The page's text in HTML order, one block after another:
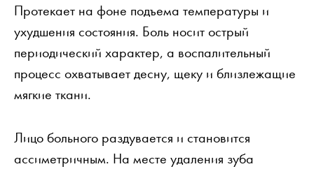
Протекает на фоне подъема температуры и
ухудшения состояния. Боль носит острый
периодический характер, а воспалительный
процесс охватывает десну, щеку и близлежащие
мягкие ткани.
Лицо больного раздувается и становится
ассиметричным. На месте удаления зуба